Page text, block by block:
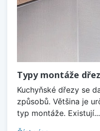
Typy montáže
Kuchyňské dřezy se
způsobů. Většina je
typ montáže. Existují...